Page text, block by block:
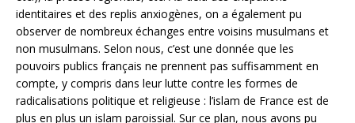
identitaires et des replis anxiogènes, on a également pu
observer de nombreux échanges entre voisins musulmans et
non musulmans. Selon nous, c’est une donnée que les
pouvoirs publics français ne prennent pas suffisamment en
compte, y compris dans leur lutte contre les formes de
radicalisations politique et religieuse : l’islam de France est de
plus en plus un islam paroissial. Sur ce plan, nous avons pu